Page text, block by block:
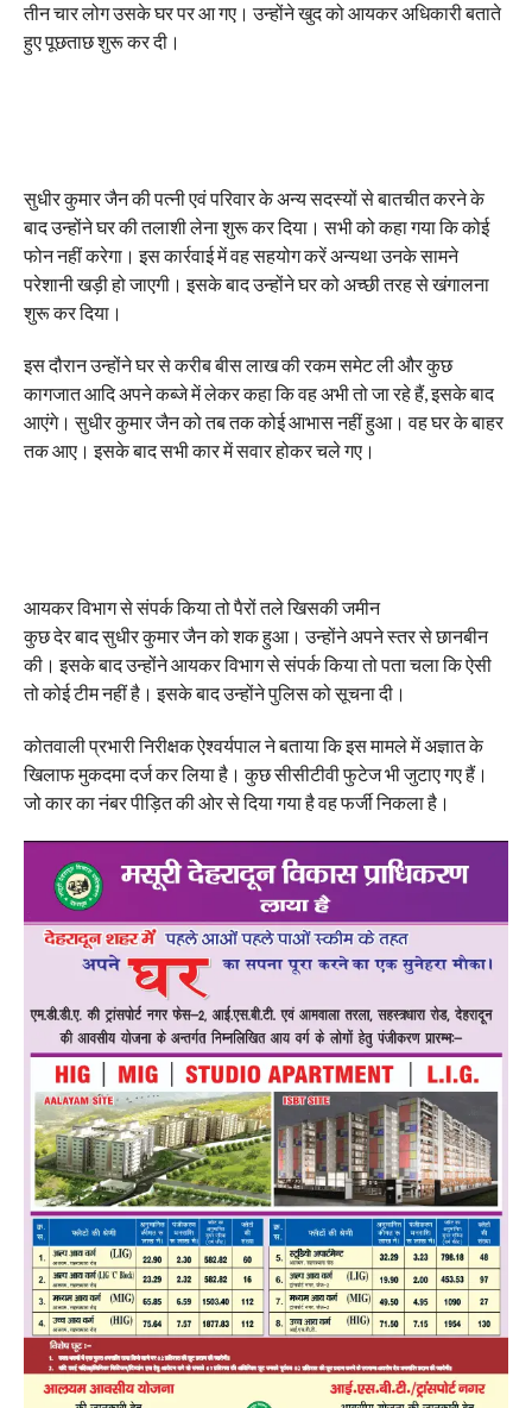
तीन चार लोग उसके घर पर आ गए। उन्होंने खुद को आयकर अधिकारी बताते
हुए पूछताछ शुरू कर दी।
सुधीर कुमार जैन की पत्नी एवं परिवार के अन्य सदस्यों से बातचीत करने के
बाद उन्होंने घर की तलाशी लेना शुरू कर दिया। सभी को कहा गया कि कोई
फोन नहीं करेगा। इस कार्रवाई में वह सहयोग करें अन्यथा उनके सामने
परेशानी खड़ी हो जाएगी। इसके बाद उन्होंने घर को अच्छी तरह से खंगालना
शुरू कर दिया।
इस दौरान उन्होंने घर से करीब बीस लाख की रकम समेट ली और कुछ
कागजात आदि अपने कब्जे में लेकर कहा कि वह अभी तो जा रहे हैं, इसके बाद
आएंगे। सुधीर कुमार जैन को तब तक कोई आभास नहीं हुआ। वह घर के बाहर
तक आए। इसके बाद सभी कार में सवार होकर चले गए।
आयकर विभाग से संपर्क किया तो पैरों तले खिसकी जमीन
कुछ देर बाद सुधीर कुमार जैन को शक हुआ। उन्होंने अपने स्तर से छानबीन
की। इसके बाद उन्होंने आयकर विभाग से संपर्क किया तो पता चला कि ऐसी
तो कोई टीम नहीं है। इसके बाद उन्होंने पुलिस को सूचना दी।
कोतवाली प्रभारी निरीक्षक ऐश्वर्यपाल ने बताया कि इस मामले में अज्ञात के
खिलाफ मुकदमा दर्ज कर लिया है। कुछ सीसीटीवी फुटेज भी जुटाए गए हैं।
जो कार का नंबर पीड़ित की ओर से दिया गया है वह फर्जी निकला है।